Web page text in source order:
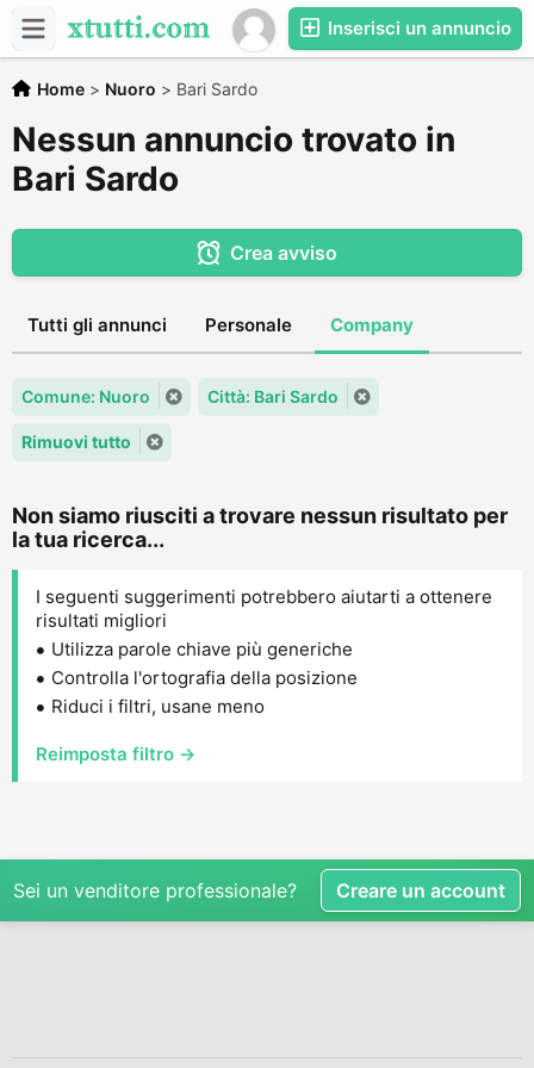
Inserisci un annuncio
Home > Nuoro > Bari Sardo
Nessun annuncio trovato in
Bari Sardo
Crea avviso
Tutti gli annunci Personale Company
Comune: Nuoro Città: Bari Sardo
Rimuovi tutto
Non siamo riusciti a trovare nessun risultato per
la tua ricerca...
I seguenti suggerimenti potrebbero aiutarti a ottenere
risultati migliori
Utilizza parole chiave più generiche
Controlla l'ortografia della posizione
Riduci i filtri, usane meno
Reimposta filtro →
Sei un venditore professionale? Creare un account